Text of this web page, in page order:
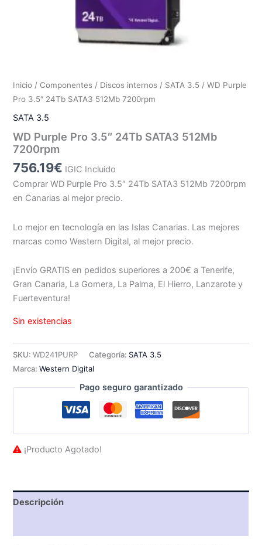
Inicio / Componentes / Discos internos / SATA 3.5 / WD Purple
Pro 3.5″ 24Tb SATA3 512Mb 7200rpm
SATA 3.5
WD Purple Pro 3.5″ 24Tb SATA3 512Mb
7200rpm
756.19€ IGIC Incluido
Comprar WD Purple Pro 3.5″ 24Tb SATA3 512Mb 7200rpm
en Canarias al mejor precio.
Lo mejor en tecnología en las Islas Canarias. Las mejores
marcas como Western Digital, al mejor precio.
¡Envío GRATIS en pedidos superiores a 200€ a Tenerife,
Gran Canaria, La Gomera, La Palma, El Hierro, Lanzarote y
Fuerteventura!
Sin existencias
SKU:WD241PURP Categoría: SATA 3.5
Marca:Western Digital
Pago seguro garantizado
¡Producto Agotado!
Descripción